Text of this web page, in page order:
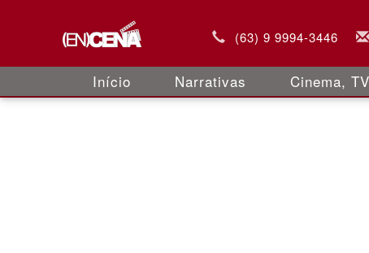
(63) 9 9994-3446
Início Narrativas Cinema,